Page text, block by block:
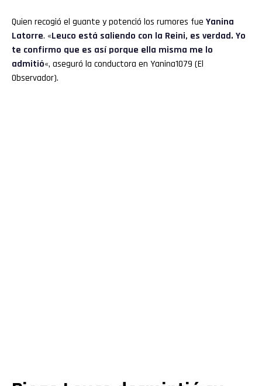
Quien recogió el guante y potenció los rumores fue Yanina
Latorre. «Leuco está saliendo con la Reini, es verdad. Yo
te confirmo que es así porque ella misma me lo
admitió«, aseguró la conductora en Yanina1079 (El
Observador).